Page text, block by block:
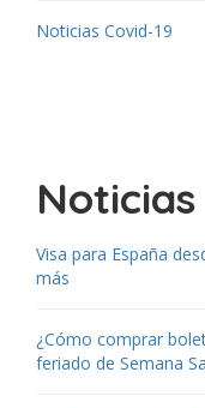
Noticias Covid-19
Visa para España
más
¿Cómo comprar
feriado de Semana